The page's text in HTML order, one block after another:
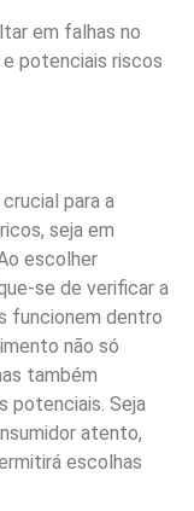
em falhas no
potenciais riscos
para a
seja em
escolher
se de verificar a
funcionem dentro
não só
também
potenciais. Seja
atento,
escolhas